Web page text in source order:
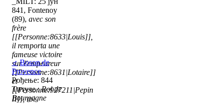
841, Fontenoy
(89), avec son
frère
[[Personne:8633|Louis]],
il remporta une
fameuse victoire
sur l'empeureur
[[Personne:8631|Lotaire]]
et
[[Personne:927211|Pepin
II]], roi
♂ Boson de
Provence
Рођење: 844
Титуле :Roi de
Bourgogne